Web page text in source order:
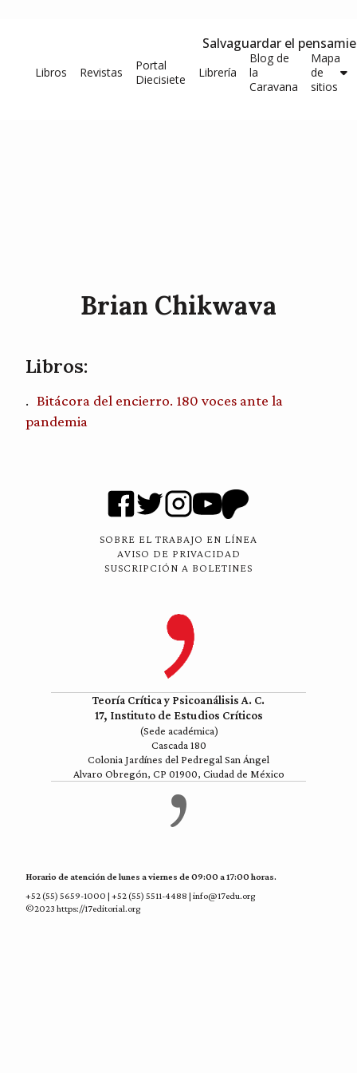
Salvaguardar el
Libros Revistas
Portal
Diecisiete
Librería
Blog de
la
Caravana
Mapa
de
sitios
Brian Chikwava
Libros:
Bitácora del encierro. 180 voces ante la
pandemia
SOBRE EL TRABAJO EN LÍNEA
AVISO DE PRIVACIDAD
SUSCRIPCIÓN A BOLETINES
Teoría Crítica y Psicoanálisis A. C.
17, Instituto de Estudios Críticos
(Sede académica)
Cascada 180
Colonia Jardínes del Pedregal San Ángel
Alvaro Obregón, CP 01900, Ciudad de México
Horario de atención de lunes a viernes de 09:00 a 17:00 horas.
+52 (55) 5659-1000 | +52 (55) 5511-4488 | info@17edu.org
©2023 https://17editorial.org